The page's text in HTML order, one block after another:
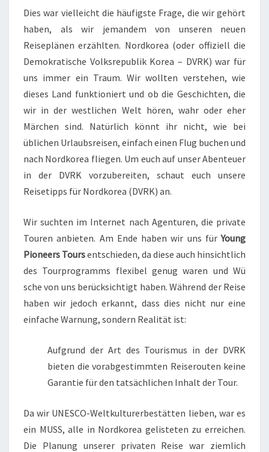
Dies war vielleicht die häufigste Frage, die wir gehört
haben, als wir jemandem von unseren neuen
Reiseplänen erzählten. Nordkorea (oder offiziell die
Demokratische Volksrepublik Korea – DVRK) war für
uns immer ein Traum. Wir wollten verstehen, wie
dieses Land funktioniert und ob die Geschichten, die
wir in der westlichen Welt hören, wahr oder eher
Märchen sind. Natürlich könnt ihr nicht, wie bei
üblichen Urlaubsreisen, einfach einen Flug buchen und
nach Nordkorea fliegen. Um euch auf unser Abenteuer
in der DVRK vorzubereiten, schaut euch unsere
Reisetipps für Nordkorea (DVRK) an.
Wir suchten im Internet nach Agenturen, die private
Touren anbieten. Am Ende haben wir uns fürYoung
Pioneers Toursentschieden, da diese auch hinsichtlich
des Tourprogramms flexibel genug waren und Wü
sche von uns berücksichtigt haben. Während der Reise
haben wir jedoch erkannt, dass dies nicht nur eine
einfache Warnung, sondern Realität ist:
Aufgrund der Art des Tourismus in der DVRK
bieten die vorabgestimmten Reiserouten keine
Garantie für den tatsächlichen Inhalt der Tour.
Da wir UNESCO-Weltkulturerbestätten lieben, war es
ein MUSS, alle in Nordkorea gelisteten zu erreichen.
Die Planung unserer privaten Reise war ziemlich